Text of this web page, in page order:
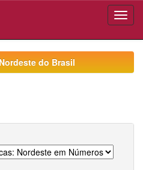
do Brasil